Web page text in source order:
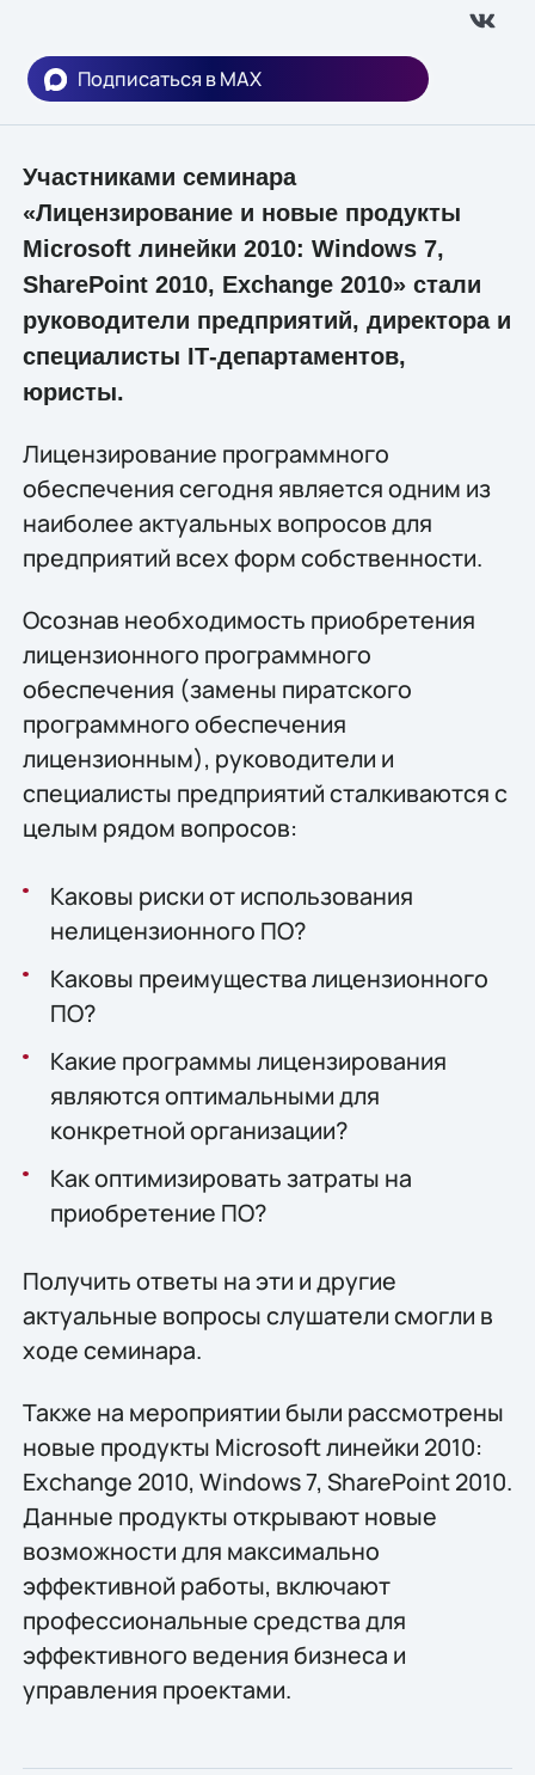
Подписаться в MAX
Участниками семинара
«Лицензирование и новые продукты
Microsoft линейки 2010: Windows 7,
SharePoint 2010, Exchange 2010» стали
руководители предприятий, директора и
специалисты IТ-департаментов,
юристы.
Лицензирование программного
обеспечения сегодня является одним из
наиболее актуальных вопросов для
предприятий всех форм собственности.
Осознав необходимость приобретения
лицензионного программного
обеспечения (замены пиратского
программного обеспечения
лицензионным), руководители и
специалисты предприятий сталкиваются с
целым рядом вопросов:
Каковы риски от использования
нелицензионного ПО?
Каковы преимущества лицензионного
ПО?
Какие программы лицензирования
являются оптимальными для
конкретной организации?
Как оптимизировать затраты на
приобретение ПО?
Получить ответы на эти и другие
актуальные вопросы слушатели смогли в
ходе семинара.
Также на мероприятии были рассмотрены
новые продукты Microsoft линейки 2010:
Exchange 2010, Windows 7, SharePoint 2010.
Данные продукты открывают новые
возможности для максимально
эффективной работы, включают
профессиональные средства для
эффективного ведения бизнеса и
управления проектами.